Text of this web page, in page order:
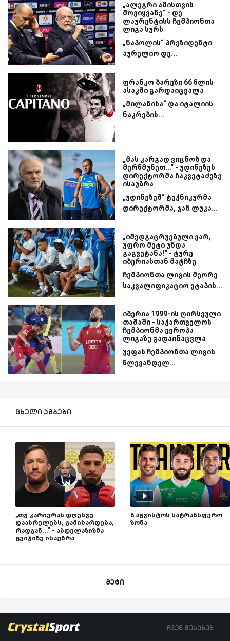
„ალეგრი ამისთვის
მოვიყვანე“ - დე
ლაურენტისს ჩემპიონთა
ლიგა სურს
„ნაპოლის“ პრეზიდენტი
აურელიო დე...
ფრანკო ბარეზი 66 წლის
ასაკში გარდაიცვალა
„მილანისა“ და იტალიის
ნაკრების...
„მას კარგად ვიცნობ და
მერწმუნეთ...“ - უდინეზეს
დირექტორმა ჩაკვეტაძეზე
ისაუბრა
„უდინეზეშ“ ტექნიკურმა
დირექტორმა, ჯან ლუკა...
„იმედგაცრუებული ვარ,
უფრო მეტი უნდა
გაგვეტანა!“ - ტურე
იბერიასთან მატჩზე
ჩემპიონთა ლიგის მეორე
საკვალიფიკაციო ეტაპის...
იბერია 1999-ის ღირსეული
თამაში - საქართველოს
ჩემპიონმა ევროპა
ლიგაზე გადაინაცვლა
უეფას ჩემპიონთა ლიგის
წლევანდელ...
ცხელი ამბები
„თუ კარიერას დღესვე
დაასრულებს, გამიხარდება,
რადგან...“ - აბდელაზიზმა
გეიჯიზე ისაუბრა
6 აგვისტოს სატრანსფერო
ზონა
მეტი
ჩვენ შესახებ